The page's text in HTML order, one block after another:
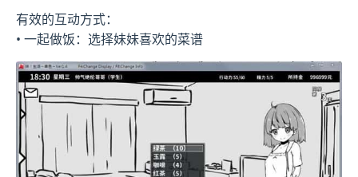
有效的互动方式：
• 一起做饭：选择妹妹喜欢的菜谱